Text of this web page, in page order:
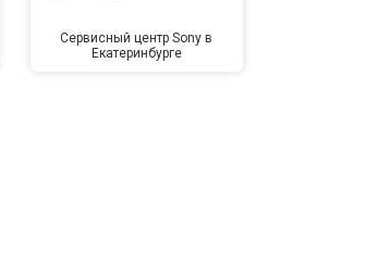
Сервисный центр Sony в
Екатеринбурге